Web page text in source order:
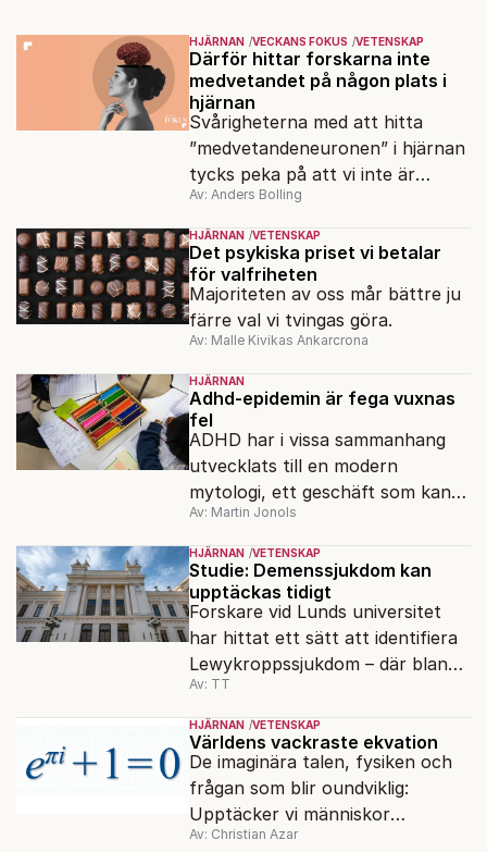
HJÄRNAN VECKANS FOKUS VETENSKAP
Därför hittar forskarna inte
medvetandet på någon plats i
hjärnan
Svårigheterna med att hitta
”medvetandeneuronen” i hjärnan
tycks peka på att vi inte är
maskiner, utan en del av något
större.
Av: Anders Bolling
HJÄRNAN VETENSKAP
Det psykiska priset vi betalar
för valfriheten
Majoriteten av oss mår bättre ju
färre val vi tvingas göra.
Av: Malle Kivikas Ankarcrona
HJÄRNAN
Adhd-epidemin är fega vuxnas
fel
ADHD har i vissa sammanhang
utvecklats till en modern
mytologi, ett geschäft som kan
förklara eller bortförklara alla
möjliga beteenden.
Av: Martin Jonols
HJÄRNAN VETENSKAP
Studie: Demenssjukdom kan
upptäckas tidigt
Forskare vid Lunds universitet
har hittat ett sätt att identifiera
Lewykroppssjukdom – där bland
annat Parkinson ingår – innan
symtomen bryter ut.
Av: TT
HJÄRNAN VETENSKAP
Världens vackraste ekvation
De imaginära talen, fysiken och
frågan som blir oundviklig:
Upptäcker vi människor
matematiken, eller uppfinner vi
Av: Christian Azar